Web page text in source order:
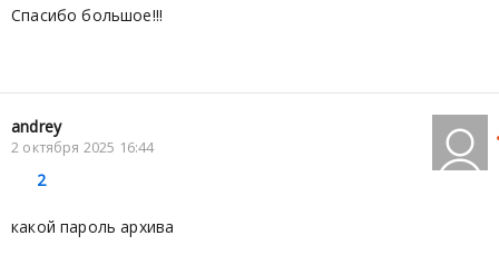
Спасибо большое!!!
andrey
2 октября 2025 16:44
2
какой пароль архива